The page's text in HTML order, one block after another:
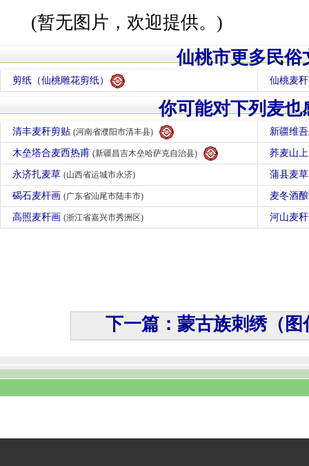
(暂无图片，欢迎提供。)
仙桃市更多民俗
剪纸（仙桃雕花剪纸） 仙桃麦
你可能对下列麦也
清丰麦秆剪贴 (河南省濮阳市清丰县) 新疆维
木垒塔合麦西热甫 (新疆昌吉木垒哈萨克自治县) 荞麦山
永济扎麦草 (山西省运城市永济) 蒲县麦
碣石麦杆画 (广东省汕尾市陆丰市) 麦冬酒
高照麦秆画 (浙江省嘉兴市秀洲区) 河山麦
下一篇：蒙古族刺绣（图